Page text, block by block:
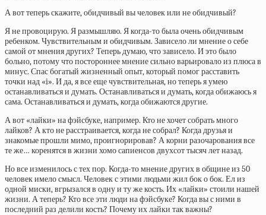
А вот теперь скажите, обидчивый вы человек или не обидчивый?
Я не провоцирую. Я размышляю. Я когда-то была очень обидчивым
ребенком. Чувствительным и обидчивым. Зависело ли мнение о себе
самой от мнения других? Теперь думаю, что зависело. И это было
больно, потому что постороннее мнение сильно варьировало из плюса в
минус. Спас богатый жизненный опыт, который помог расставить
точки над «i». И да, я все еще чувствительная, но теперь я умею
останавливаться и думать. Останавливаться и думать, когда обижаюсь я
сама. Останавливаться и думать, когда обижаются другие.
А вот «лайки» на фэйсбуке, например. Кто не хочет собрать много
лайков? А кто не расстраивается, когда не собрал? Когда друзья и
знакомые прошли мимо, проигнорировав? А корни разочарования все
те же… коренятся в жизни хомо сапиенсов двухсот тысяч лет назад.
Но все изменилось с тех пор. Когда-то мнение других в общине из 50
человек имело смысл. Человек с этими людьми жил бок о бок. Ел из
одной миски, вгрызался в одну и ту же кость. Их «лайки» стоили нашей
жизни. А теперь? Кто все эти люди на фэйсбуке? Когда вы с ними в
последний раз делили кость? Почему их лайки так важны?